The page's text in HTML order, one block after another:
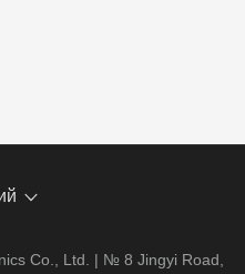
Co., Ltd. | № 8 Jingyi Road,